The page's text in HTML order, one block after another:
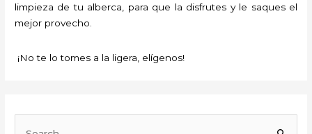
limpieza de tu alberca, para que la disfrutes y le saques el
mejor provecho.
¡No te lo tomes a la ligera, elígenos!